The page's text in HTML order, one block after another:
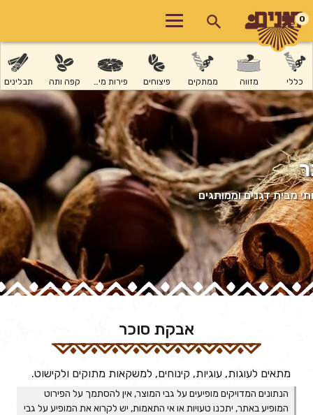
0
כללי מזווה ממתקים פיצוחים פירות מיובשים קפה ותה תבלינים
מבית דגנים וממותגים
אבקת סוכר
מתאים לעוגות, עוגיות, קינוחים, למשקאות מתוקים ולקישוט.
הנתונים המדויקים מופיעים על גבי המוצר, אין להסתמך על הפירוט
המופיע באתר, יתכנו טעויות או אי התאמות, יש לקרוא את המופיע על גבי